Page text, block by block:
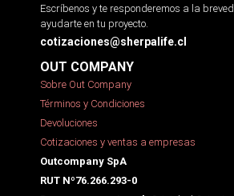
Escríbenos y te responderemos a la
ayudarte en tu proyecto.
cotizaciones@sherpalife.cl
OUT COMPANY
Sobre Out Company
Términos y Condiciones
Devoluciones
Cotizaciones y ventas a empresas
Outcompany SpA
RUT Nº76.266.293-0